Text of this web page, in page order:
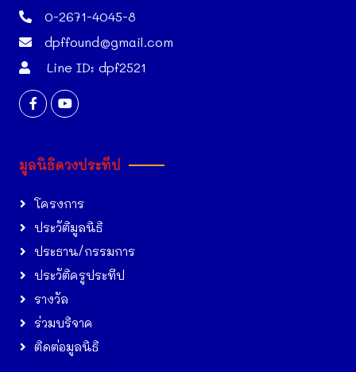
0-2671-4045-8
dpffound@gmail.com
Line ID: dpf2521
มูลนิธิดวงประทีป
โครงการ
ประวัติมูลนิธิ
ประธาน/กรรมการ
ประวัติครูประทีป
รางวัล
ร่วมบริจาค
ติดต่อมูลนิธิ